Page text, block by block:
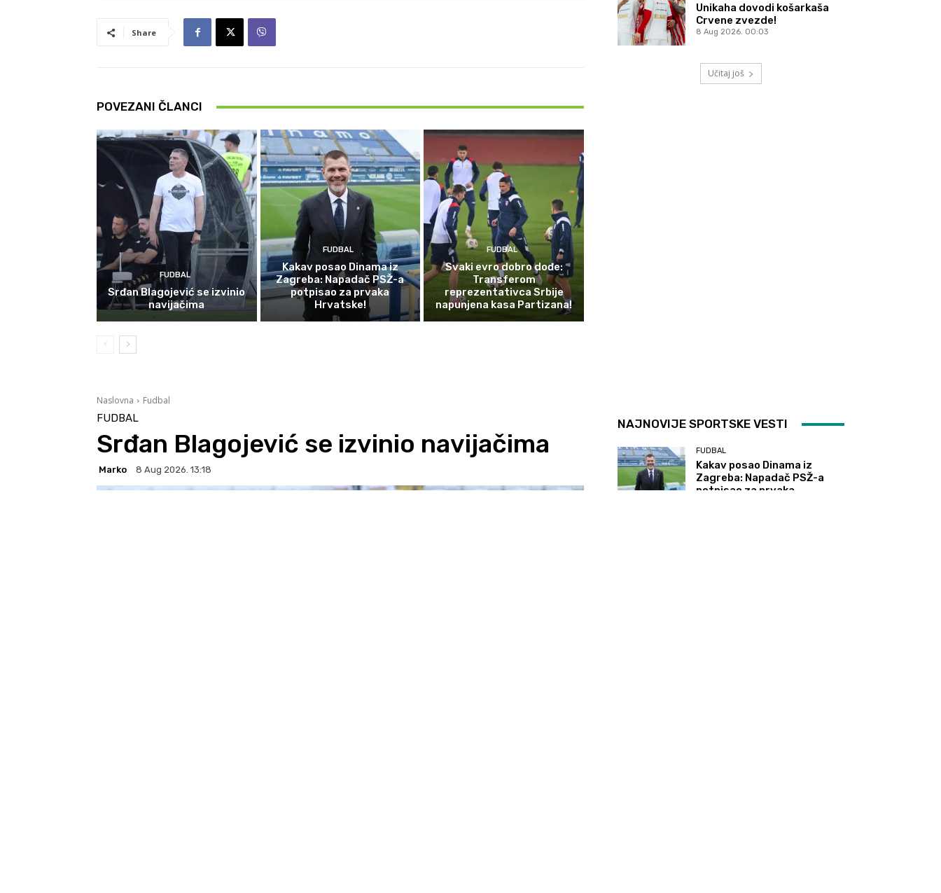
Share
POVEZANI ČLANCI
FUDBAL
Srđan Blagojević se izvinio
navijačima
FUDBAL
Kakav posao Dinama iz
Zagreba: Napadač PSŽ-a
potpisao za prvaka
Hrvatske!
FUDBAL
Svaki evro dobro dođe:
Transferom
reprezentativca Srbije
napunjena kasa Partizana!
Unikaha dovodi košarkaša
Crvene zvezde!
8 Aug 2026. 00:03
Učitaj još